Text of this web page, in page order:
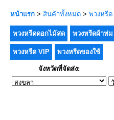
หน้าแรก > สินค้าทั้งหมด > พวงหรีด
พวงหรีดดอกไม้สด พวงหรีดผ้าห่ม
พวงหรีด VIP พวงหรีดของใช้
จังหวัดที่จัดส่ง: